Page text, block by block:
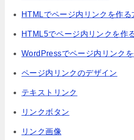
HTMLでページ内リンクを作る
HTML5でページ内リンクを作
WordPressでページ内リンク
ページ内リンクのデザイン
テキストリンク
リンクボタン
リンク画像